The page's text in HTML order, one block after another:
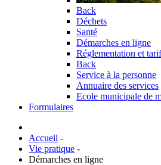
Back
Déchets
Santé
Démarches en ligne
Réglementation et
Back
Service à la personne
Annuaire des services
Ecole municipale de
Formulaires
Accueil -
Vie pratique -
Démarches en ligne